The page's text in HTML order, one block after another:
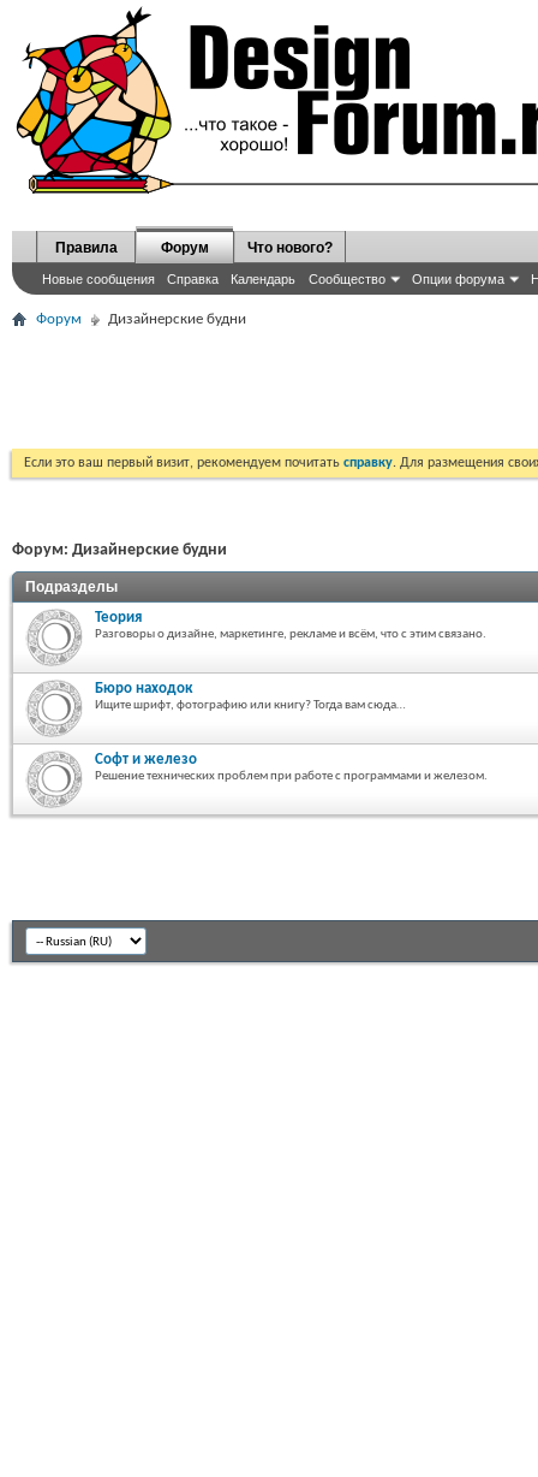
Правила Форум
Новые сообщения Справка Календарь Сообщество Опции форума
Что нового?
Форум Дизайнерские будни
Если это ваш первый визит, рекомендуем почитать справку. Для размещения
Форум: Дизайнерские будни
Подразделы
Теория
Разговоры о дизайне, маркетинге, рекламе и всём, что с этим связано.
Бюро находок
Ищите шрифт, фотографию или книгу? Тогда вам сюда…
Софт и железо
Решение технических проблем при работе с программами и железом.